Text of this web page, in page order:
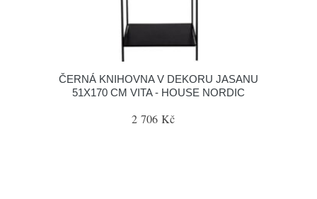
ČERNÁ KNIHOVNA V DEKORU JASANU
51X170 CM VITA - HOUSE NORDIC
2 706 Kč